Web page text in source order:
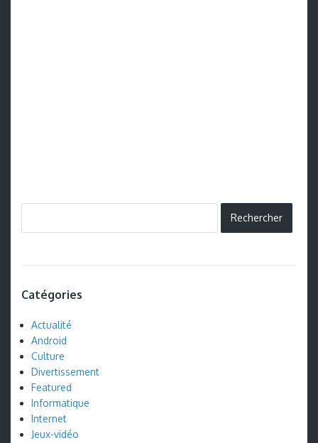
Catégories
Actualité
Android
Culture
Divertissement
Featured
Informatique
Internet
Jeux-vidéo